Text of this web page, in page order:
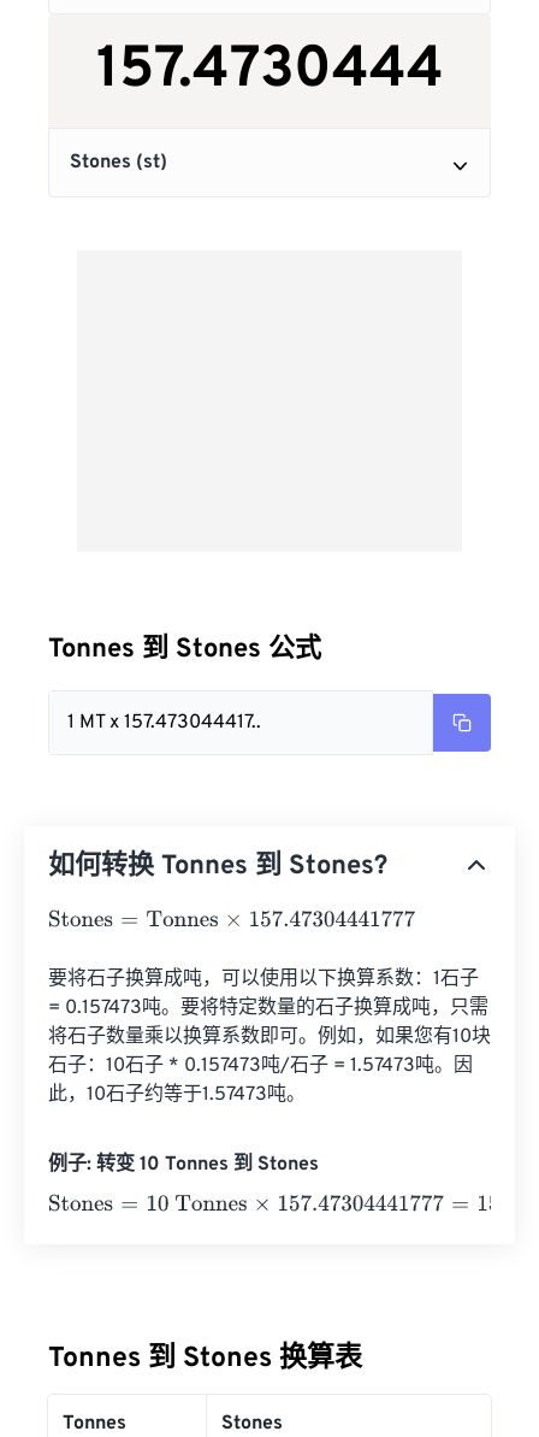
Tonnes 到 Stones 公式
1 MT x 157.473044417..
如何转换 Tonnes 到 Stones?
Stones= Tonnes×157.47304441777
要将石子换算成吨，可以使用以下换算系数：1石子
= 0.157473吨。要将特定数量的石子换算成吨，只需
将石子数量乘以换算系数即可。例如，如果您有10块
石子：10石子 * 0.157473吨/石子 = 1.57473吨。因
此，10石子约等于1.57473吨。
例子: 转变 10 Tonnes 到 Stones
Stones= 10 Tonnes×157.47304441777=1574.7304442
Tonnes 到 Stones 换算表
Tonnes Stones